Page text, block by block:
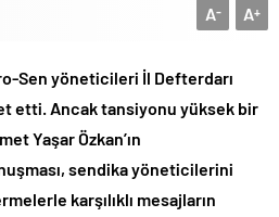
A+
A-
Sen yöneticileri İl Defterdarı
etti. Ancak tansiyonu yüksek bir
Yaşar Özkan’ın
sendika yöneticilerini
karşılıklı mesajların